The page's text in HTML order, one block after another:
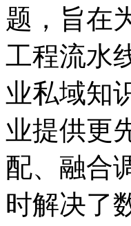
题，
工程流水
业私域知
业提供更
配、融
时解决了